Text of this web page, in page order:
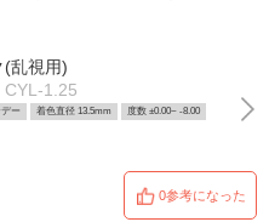
(乱視用)
CYL-1.25
ー 着色直径 13.5mm 度数 ±0.00~ -8.00
0参考になった